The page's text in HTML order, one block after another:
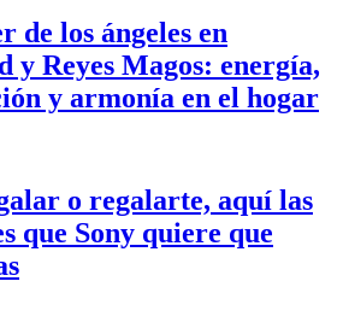
de los ángeles en
y Reyes Magos: energía,
y armonía en el hogar
o regalarte, aquí las
que Sony quiere que